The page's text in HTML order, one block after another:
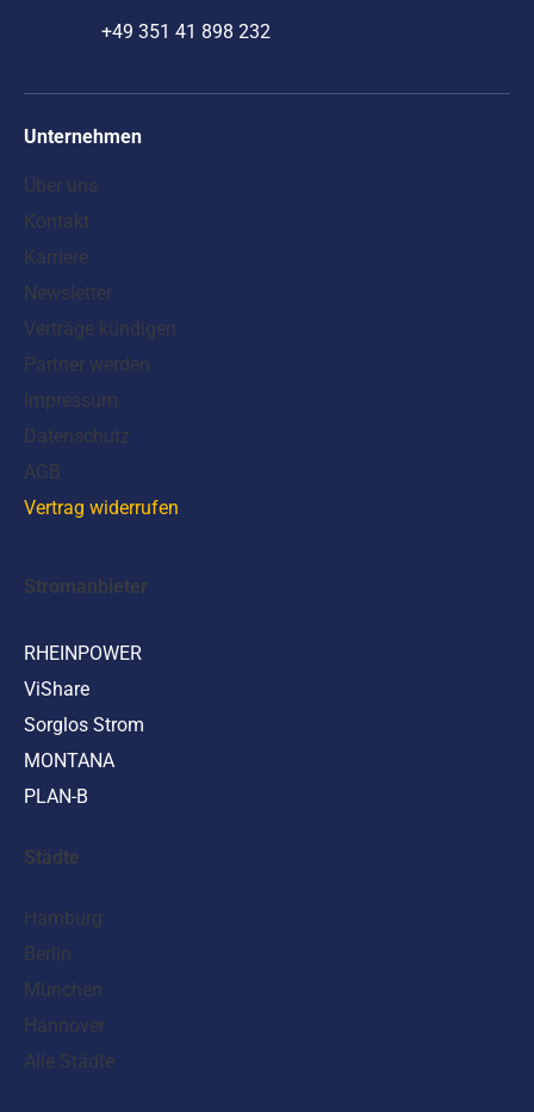
+49 351 41 898 232
Unternehmen
Über uns
Kontakt
Karriere
Newsletter
Verträge kündigen
Partner werden
Impressum
Datenschutz
AGB
Vertrag widerrufen
Stromanbieter
RHEINPOWER
ViShare
Sorglos Strom
MONTANA
PLAN-B
Städte
Hamburg
Berlin
München
Hannover
Alle Städte